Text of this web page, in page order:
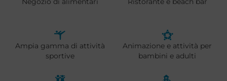
Ampia gamma di attività
sportive
Animazione e attività per
bambini e adulti